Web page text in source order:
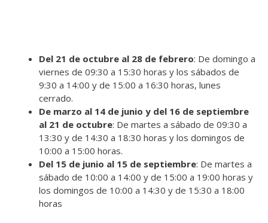
Del 21 de octubre al 28 de febrero: De domingo a
viernes de 09:30 a 15:30 horas y los sábados de
9:30 a 14:00 y de 15:00 a 16:30 horas, lunes
cerrado.
De marzo al 14 de junio y del 16 de septiembre
al 21 de octubre: De martes a sábado de 09:30 a
13:30 y de 14:30 a 18:30 horas y los domingos de
10:00 a 15:00 horas.
Del 15 de junio al 15 de septiembre: De martes a
sábado de 10:00 a 14:00 y de 15:00 a 19:00 horas y
los domingos de 10:00 a 14:30 y de 15:30 a 18:00
horas